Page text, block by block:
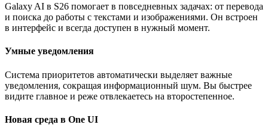
Galaxy AI в S26 помогает в повседневных задачах: от перевода
и поиска до работы с текстами и изображениями. Он встроен
в интерфейс и всегда доступен в нужный момент.
Умные уведомления
Система приоритетов автоматически выделяет важные
уведомления, сокращая информационный шум. Вы быстрее
видите главное и реже отвлекаетесь на второстепенное.
Новая среда в One UI